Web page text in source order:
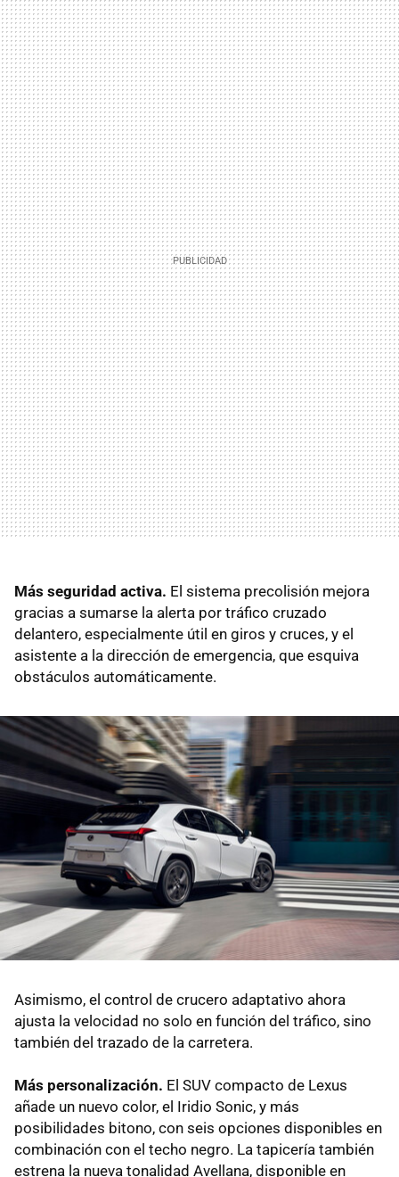
Más seguridad activa. El sistema precolisión mejora
gracias a sumarse la alerta por tráfico cruzado
delantero, especialmente útil en giros y cruces, y el
asistente a la dirección de emergencia, que esquiva
obstáculos automáticamente.
Asimismo, el control de crucero adaptativo ahora
ajusta la velocidad no solo en función del tráfico, sino
también del trazado de la carretera.
Más personalización. El SUV compacto de Lexus
añade un nuevo color, el Iridio Sonic, y más
posibilidades bitono, con seis opciones disponibles en
combinación con el techo negro. La tapicería también
estrena la nueva tonalidad Avellana, disponible en